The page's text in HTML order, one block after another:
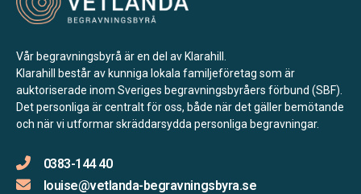
Vår begravningsbyrå är en del av Klarahill.
Klarahill består av kunniga lokala familjeföretag som är
auktoriserade inom Sveriges begravningsbyråers förbund (SBF).
Det personliga är centralt för oss, både när det gäller bemötande
och när vi utformar skräddarsydda personliga begravningar.
0383-144 40
louise@vetlanda-begravningsbyra.se